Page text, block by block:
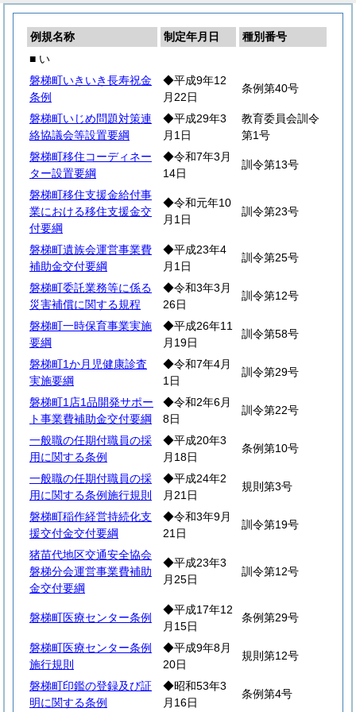
例規名称 制定年月日
種別番号
■ い
磐梯町いきいき長寿祝金
条例
◆平成9年12
月22日
条例第40号
磐梯町いじめ問題対策連
絡協議会等設置要綱
◆平成29年3
月1日
教育委員会訓令
第1号
磐梯町移住コーディネー
ター設置要綱
◆令和7年3月
14日
訓令第13号
磐梯町移住支援金給付事
業における移住支援金交
付要綱
◆令和元年10
月1日
訓令第23号
磐梯町遺族会運営事業費
補助金交付要綱
◆平成23年4
月1日
訓令第25号
磐梯町委託業務等に係る
災害補償に関する規程
◆令和3年3月
26日
訓令第12号
磐梯町一時保育事業実施
要綱
◆平成26年11
月19日
訓令第58号
磐梯町1か月児健康診査
実施要綱
◆令和7年4月
1日
訓令第29号
磐梯町1店1品開発サポー
ト事業費補助金交付要綱
◆令和2年6月
8日
訓令第22号
一般職の任期付職員の採
用に関する条例
◆平成20年3
月18日
条例第10号
一般職の任期付職員の採
用に関する条例施行規則
◆平成24年2
月21日
規則第3号
磐梯町稲作経営持続化支
援交付金交付要綱
◆令和3年9月
21日
訓令第19号
猪苗代地区交通安全協会
磐梯分会運営事業費補助
金交付要綱
◆平成23年3
月25日
訓令第12号
磐梯町医療センター条例
◆平成17年12
月15日
条例第29号
磐梯町医療センター条例
施行規則
◆平成9年8月
20日
規則第12号
磐梯町印鑑の登録及び証
明に関する条例
◆昭和53年3
月16日
条例第4号